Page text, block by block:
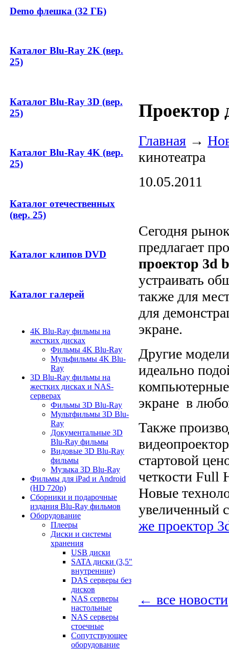
Demo флешка (32 ГБ)
Каталог Blu-Ray 2K (вер.
25)
Каталог Blu-Ray 3D (вер.
25)
Каталог Blu-Ray 4K (вер.
25)
Каталог отечественных
(вер. 25)
Каталог клипов DVD
Каталог галерей
4K Blu-Ray фильмы на
жестких дисках
Фильмы 4K Blu-Ray
Мульфильмы 4K Blu-
Ray
3D Blu-Ray фильмы на
жестких дисках и NAS-
серверах
Фильмы 3D Blu-Ray
Мультфильмы 3D Blu-
Ray
Документальные 3D
Blu-Ray фильмы
Видовые 3D Blu-Ray
фильмы
Музыка 3D Blu-Ray
Фильмы для iPad и Android
(HD 720p)
Сборники и подарочные
издания Blu-Ray фильмов
Оборудование
Плееры
Диски и системы
хранения
USB диски
SATA диски (3,5"
внутренние)
DAS серверы без
дисков
NAS серверы
настольные
NAS серверы
стоечные
Сопутствующее
оборудование
Проектор
Главная →
кинотеатра
10.05.2011
Сегодня
предлагает
проектор 3d
устраивать
также для
для
экране.
Другие
идеально
экране в
Также
cтартовой
четкости Full
Новые
увеличенный
же проектор
← все новости